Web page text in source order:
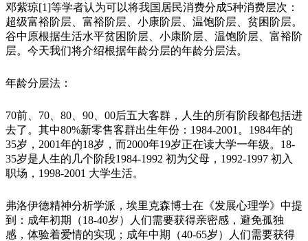
邓紫琼[1]等学者认为可以将我国居民消费分成5种消费层次：
超级富裕阶层、富裕阶层、小康阶层、温饱阶层、贫困阶层。
谷中原根据生活水平贫困阶层、小康阶层、温饱阶层、富裕阶
层。今天我们将介绍根据年龄分层的年龄分层法。
年龄分层法：
70前、70、80、90、00后五大客群，人生的所有阶段都包括进
去了。其中80%新零售客群出生年份：1984-2001。1984年的
35岁，2001年的18岁，而2000年19岁正在读大学一年级。18-
35岁是人生的几个阶段1984-1992 初为父母，1992-1997 初入
职场，1998-2001 大学生活。
弗洛伊德精神分析学派，埃里克森博士在《发展心理学》中提
到：成年初期（18-40岁）人们需要获得亲密感，避免孤独
感，体验着爱情的实现；成年中期（40-65岁）人们需要获得